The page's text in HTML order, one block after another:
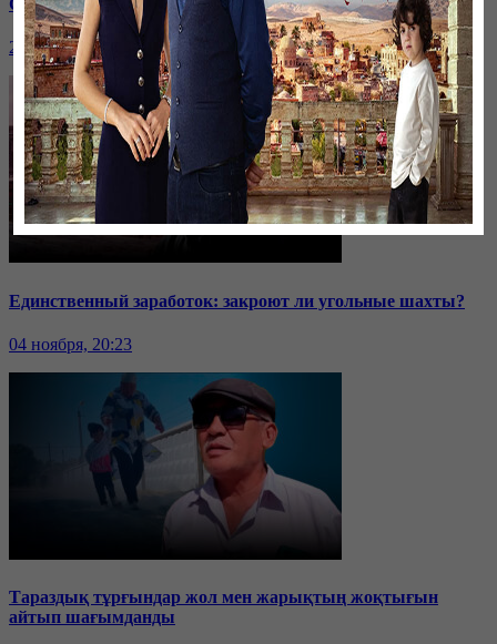
Саммит ОДКБ: под вопросом эффективность организации
24 ноября, 20:43
Единственный заработок: закроют ли угольные шахты?
04 ноября, 20:23
Тараздық тұрғындар жол мен жарықтың жоқтығын
айтып шағымданды